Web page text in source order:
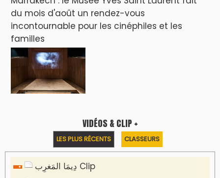
du mois d'août un rendez-vous
incontournable pour les cinéphiles et les
familles
VIDÉOS & CLIP +
LES PLUS RÉCENTS CLASSEURS
دِيمَا المَغرِب Clip